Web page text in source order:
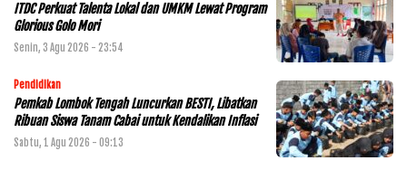
ITDC Perkuat Talenta Lokal dan UMKM Lewat Program
Glorious Golo Mori
Senin, 3 Agu 2026 - 23:54
Pendidikan
Pemkab Lombok Tengah Luncurkan BESTI, Libatkan
Ribuan Siswa Tanam Cabai untuk Kendalikan Inflasi
Sabtu, 1 Agu 2026 - 09:13